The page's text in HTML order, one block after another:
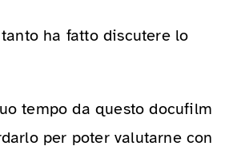
ha fatto discutere lo
tempo da questo docufilm
per poter valutarne con